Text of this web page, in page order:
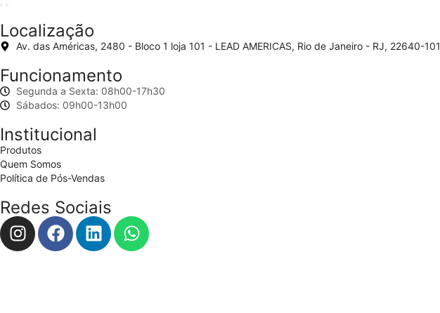
Localização
Av. das Américas, 2480 - Bloco 1 loja 101 - LEAD AMERICAS, Rio de Janeiro - RJ, 22640-101
Funcionamento
Segunda a Sexta: 08h00-17h30
Sábados: 09h00-13h00
Institucional
Produtos
Quem Somos
Política de Pós-Vendas
Redes Sociais